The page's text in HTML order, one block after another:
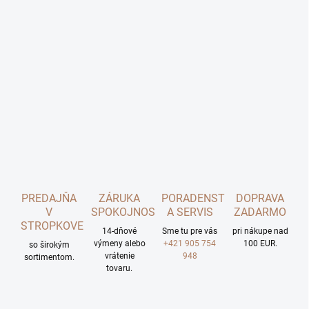
PREDAJŇA
V
STROPKOVE
so širokým
sortimentom.
ZÁRUKA
SPOKOJNOSTI
14-dňové
výmeny alebo
vrátenie
tovaru.
PORADENSTVO
A SERVIS
Sme tu pre vás
+421 905 754
948
DOPRAVA
ZADARMO
pri nákupe nad
100 EUR.